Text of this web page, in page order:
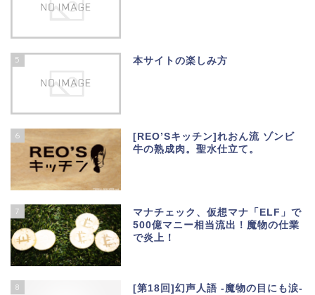
5 本サイトの楽しみ方
6
[REO’Sキッチン]れおん流 ゾンビ
牛の熟成肉。聖水仕立て。
7
マナチェック、仮想マナ「ELF」で
500億マニー相当流出！魔物の仕業
で炎上！
8 [第18回]幻声人語 -魔物の目にも涙-